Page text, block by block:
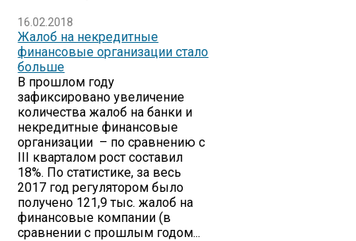
16.02.2018
Жалоб на некредитные
финансовые организации стало
больше
В прошлом году
зафиксировано увеличение
количества жалоб на банки и
некредитные финансовые
организации – по сравнению с
III кварталом рост составил
18%. По статистике, за весь
2017 год регулятором было
получено 121,9 тыс. жалоб на
финансовые компании (в
сравнении с прошлым годом...